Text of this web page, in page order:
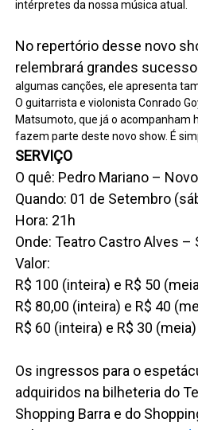
intérpretes da nossa música atual.
No repertório desse novo
relembrará grandes
algumas canções, ele apresenta
O guitarrista e violonista Conrado
Matsumoto, que já o acompanham
fazem parte deste novo show. É
SERVIÇO
O quê: Pedro Mariano –
Quando: 01 de Setembro
Hora: 21h
Onde: Teatro Castro Alves –
Valor:
R$ 100 (inteira) e R$ 50
R$ 80,00 (inteira) e R$ 40
R$ 60 (inteira) e R$ 30
Os ingressos para o
adquiridos na bilheteria do
Shopping Barra e do